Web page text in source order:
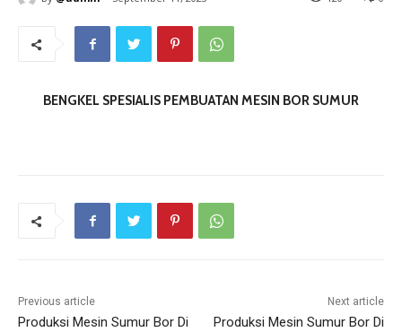
BENGKEL SPESIALIS PEMBUATAN MESIN BOR SUMUR
Previous article
Produksi Mesin Sumur Bor Di
Next article
Produksi Mesin Sumur Bor Di